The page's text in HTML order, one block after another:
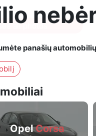
panašių
OpelCorsa
all photos